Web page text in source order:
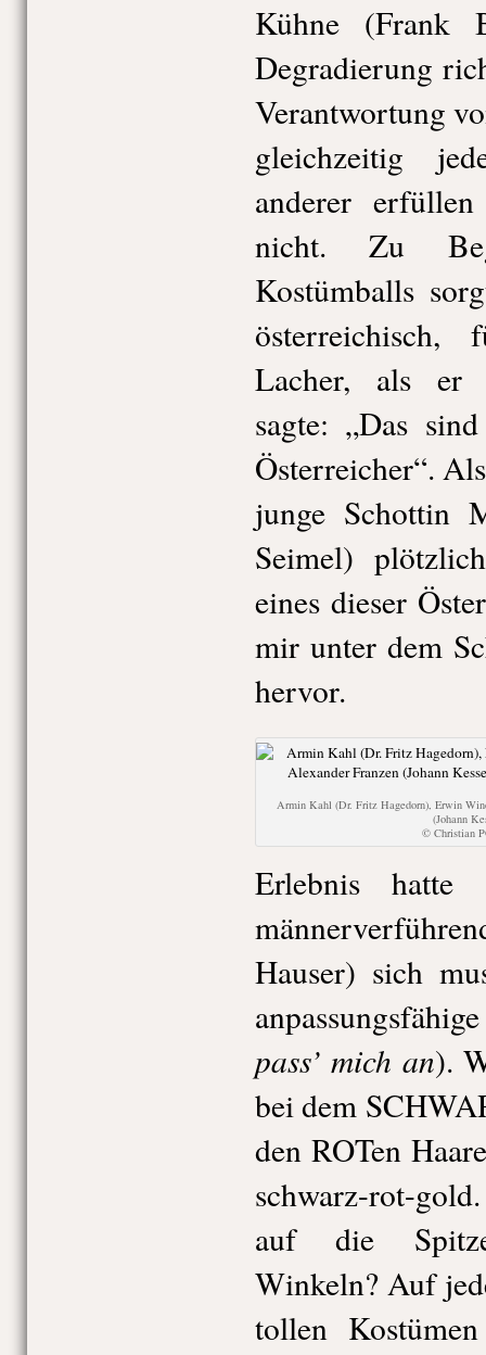
Kühne (Frank
Degradierung
Verantwortung
gleichzeitig
anderer
nicht. Zu
Kostümballs
österreichisch,
Lacher, als er
sagte: „Das
Österreicher“.
junge Schottin
Seimel)
eines dieser
mir unter dem
hervor.
Armin Kahl (Dr. Fritz Hagedorn), Erwin
(Johann
© Christian
Erlebnis
Hauser) sich
pass’ mich an).
bei dem
den ROTen
schwarz-rot-
auf die
Winkeln? Auf
tollen